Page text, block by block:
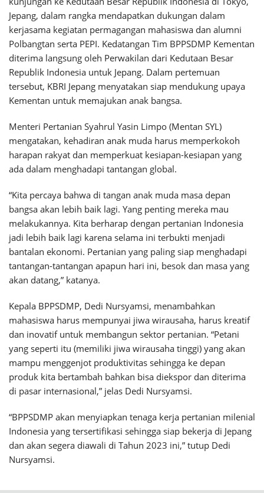
Jepang, dalam rangka mendapatkan dukungan dalam
kerjasama kegiatan permagangan mahasiswa dan alumni
Polbangtan serta PEPI. Kedatangan Tim BPPSDMP Kementan
diterima langsung oleh Perwakilan dari Kedutaan Besar
Republik Indonesia untuk Jepang. Dalam pertemuan
tersebut, KBRI Jepang menyatakan siap mendukung upaya
Kementan untuk memajukan anak bangsa.
Menteri Pertanian Syahrul Yasin Limpo (Mentan SYL)
mengatakan, kehadiran anak muda harus memperkokoh
harapan rakyat dan memperkuat kesiapan-kesiapan yang
ada dalam menghadapi tantangan global.
“Kita percaya bahwa di tangan anak muda masa depan
bangsa akan lebih baik lagi. Yang penting mereka mau
melakukannya. Kita berharap dengan pertanian Indonesia
jadi lebih baik lagi karena selama ini terbukti menjadi
bantalan ekonomi. Pertanian yang paling siap menghadapi
tantangan-tantangan apapun hari ini, besok dan masa yang
akan datang,” katanya.
Kepala BPPSDMP, Dedi Nursyamsi, menambahkan
mahasiswa harus mempunyai jiwa wirausaha, harus kreatif
dan inovatif untuk membangun sektor pertanian. “Petani
yang seperti itu (memiliki jiwa wirausaha tinggi) yang akan
mampu menggenjot produktivitas sehingga ke depan
produk kita bertambah bahkan bisa diekspor dan diterima
di pasar internasional,” jelas Dedi Nursyamsi.
“BPPSDMP akan menyiapkan tenaga kerja pertanian milenial
Indonesia yang tersertifikasi sehingga siap bekerja di Jepang
dan akan segera diawali di Tahun 2023 ini,” tutup Dedi
Nursyamsi.